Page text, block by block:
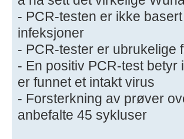
- PCR-testen er ikke
infeksjoner
- PCR-tester er ubrukelige
- En positiv PCR-test
er funnet et intakt virus
​- Forsterkning av prøver
anbefalte 45 sykluser